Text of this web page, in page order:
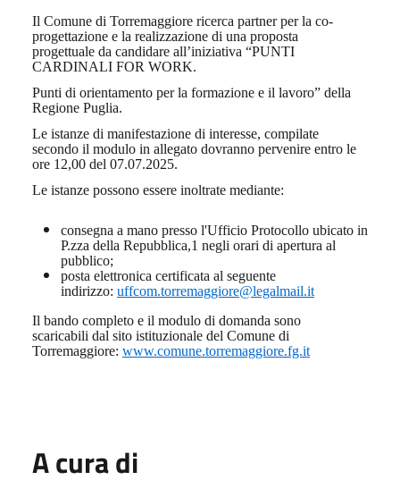
Il Comune di Torremaggiore ricerca partner per la co-
progettazione e la realizzazione di una proposta
progettuale da candidare all’iniziativa “PUNTI
CARDINALI FOR WORK.
Punti di orientamento per la formazione e il lavoro” della
Regione Puglia.
Le istanze di manifestazione di interesse, compilate
secondo il modulo in allegato dovranno pervenire entro le
ore 12,00 del 07.07.2025.
Le istanze possono essere inoltrate mediante:
consegna a mano presso l'Ufficio Protocollo ubicato in
P.zza della Repubblica,1 negli orari di apertura al
pubblico;
posta elettronica certificata al seguente
indirizzo: uffcom.torremaggiore@legalmail.it
Il bando completo e il modulo di domanda sono
scaricabili dal sito istituzionale del Comune di
Torremaggiore: www.comune.torremaggiore.fg.it
A cura di